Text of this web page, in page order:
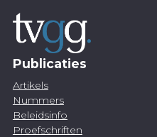
Publicaties
Artikels
Nummers
Beleidsinfo
Proefschriften